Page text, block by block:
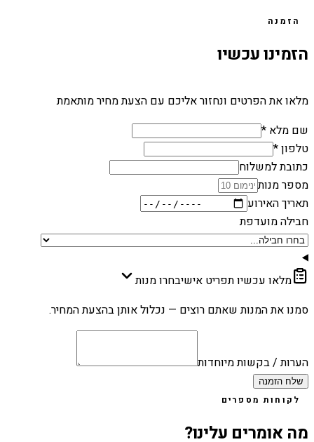
הזמנה
הזמינו עכשיו
מלאו את הפרטים ונחזור אליכם עם הצעת מחיר מותאמת
שם מלא *
טלפון *
כתובת למשלוח
מספר מנות
תאריך האירוע
חבילה מועדפת
מלאו עכשיו תפריט אישיבחרו מנות
סמנו את המנות שאתם רוצים — נכלול אותן בהצעת המחיר.
הערות / בקשות מיוחדות
שלח הזמנה
לקוחות מספרים
מה אומרים עלינו?